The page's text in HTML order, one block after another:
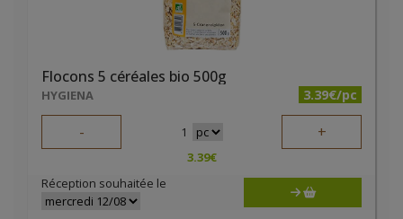
Flocons 5 céréales bio 500g
HYGIENA 3.39€/pc
- 1 +
3.39€
Réception souhaitée le